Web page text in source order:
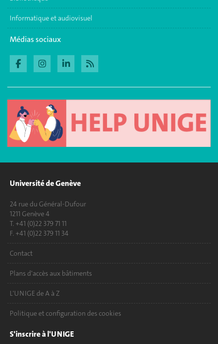
Informatique et audiovisuel
Médias sociaux
Université de Genève
24 rue du Général-Dufour
1211 Genève 4
T. +41 (0)22 379 71 11
F. +41 (0)22 379 11 34
Contact
Plans d'accès aux bâtiments
L'UNIGE de A à Z
Politique et configuration des cookies
S'inscrire à l'UNIGE